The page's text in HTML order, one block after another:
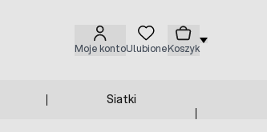
Moje kontoUlubioneKoszyk
Siatki